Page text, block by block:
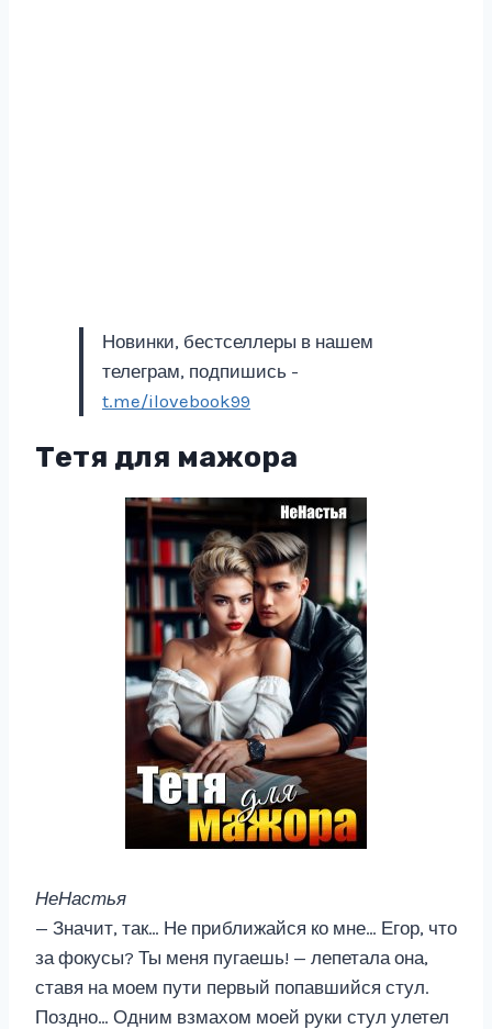
Новинки, бестселлеры в нашем
телеграм, подпишись -
t.me/ilovebook99
Тетя для мажора
НеНастья
— Значит, так… Не приближайся ко мне… Егор, что
за фокусы? Ты меня пугаешь! — лепетала она,
ставя на моем пути первый попавшийся стул.
Поздно… Одним взмахом моей руки стул улетел